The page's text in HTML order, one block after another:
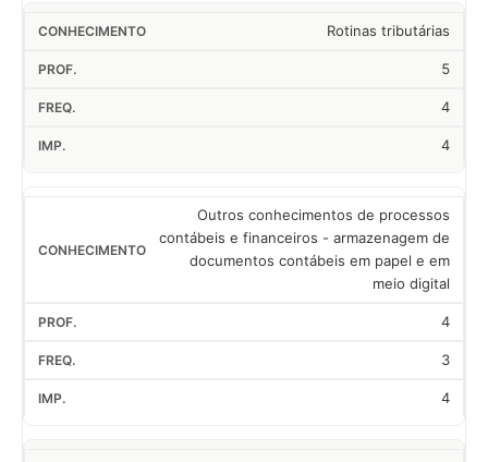
Rotinas tributárias
5
4
4
Outros conhecimentos de processos
contábeis e financeiros - armazenagem de
documentos contábeis em papel e em
meio digital
4
3
4